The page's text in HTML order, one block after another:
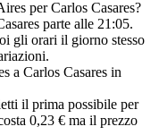
per Carlos Casares?
parte alle 21:05.
gli orari il giorno stesso
a Carlos Casares in
il prima possibile per
0,23 € ma il prezzo